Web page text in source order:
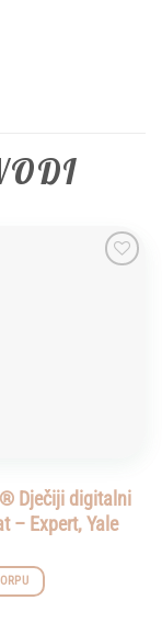
Dječiji digitalni
– Expert, Yale